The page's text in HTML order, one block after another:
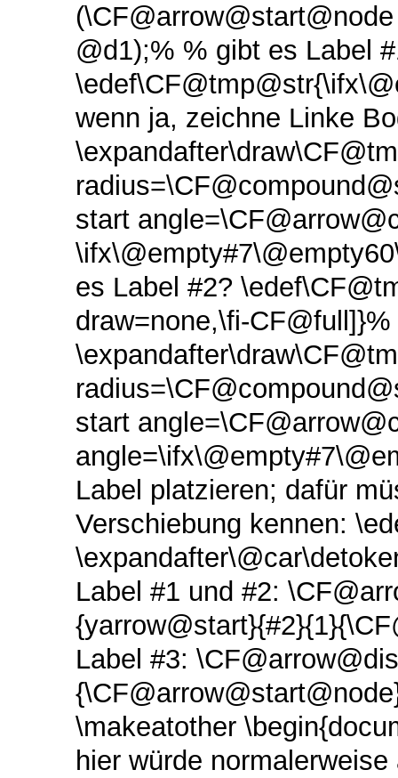
@d1);% % gibt es Label
wenn ja, zeichne Linke
start
es Label #2?
draw=none,\fi-
start
Label platzieren; dafür
Verschiebung kennen:
Label #1 und #2:
Label #3:
\makeatother
hier würde